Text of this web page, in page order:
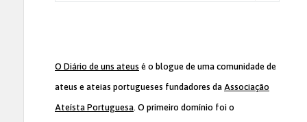
O Diário de uns ateus é o blogue de uma comunidade de
ateus e ateias portugueses fundadores da Associação
Ateísta Portuguesa. O primeiro domínio foi o